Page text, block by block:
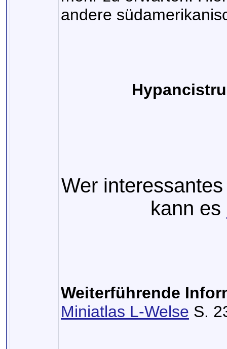
andere
Wer
kann es
Weiterführende
Miniatlas L-Welse S.